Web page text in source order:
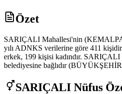
Özet
SARIÇALI Mahallesi'nin
yılı ADNKS verilerine göre 411
erkek, 199 kişisi kadındır.
belediyesine bağlıdır
SARIÇALI Nüfus